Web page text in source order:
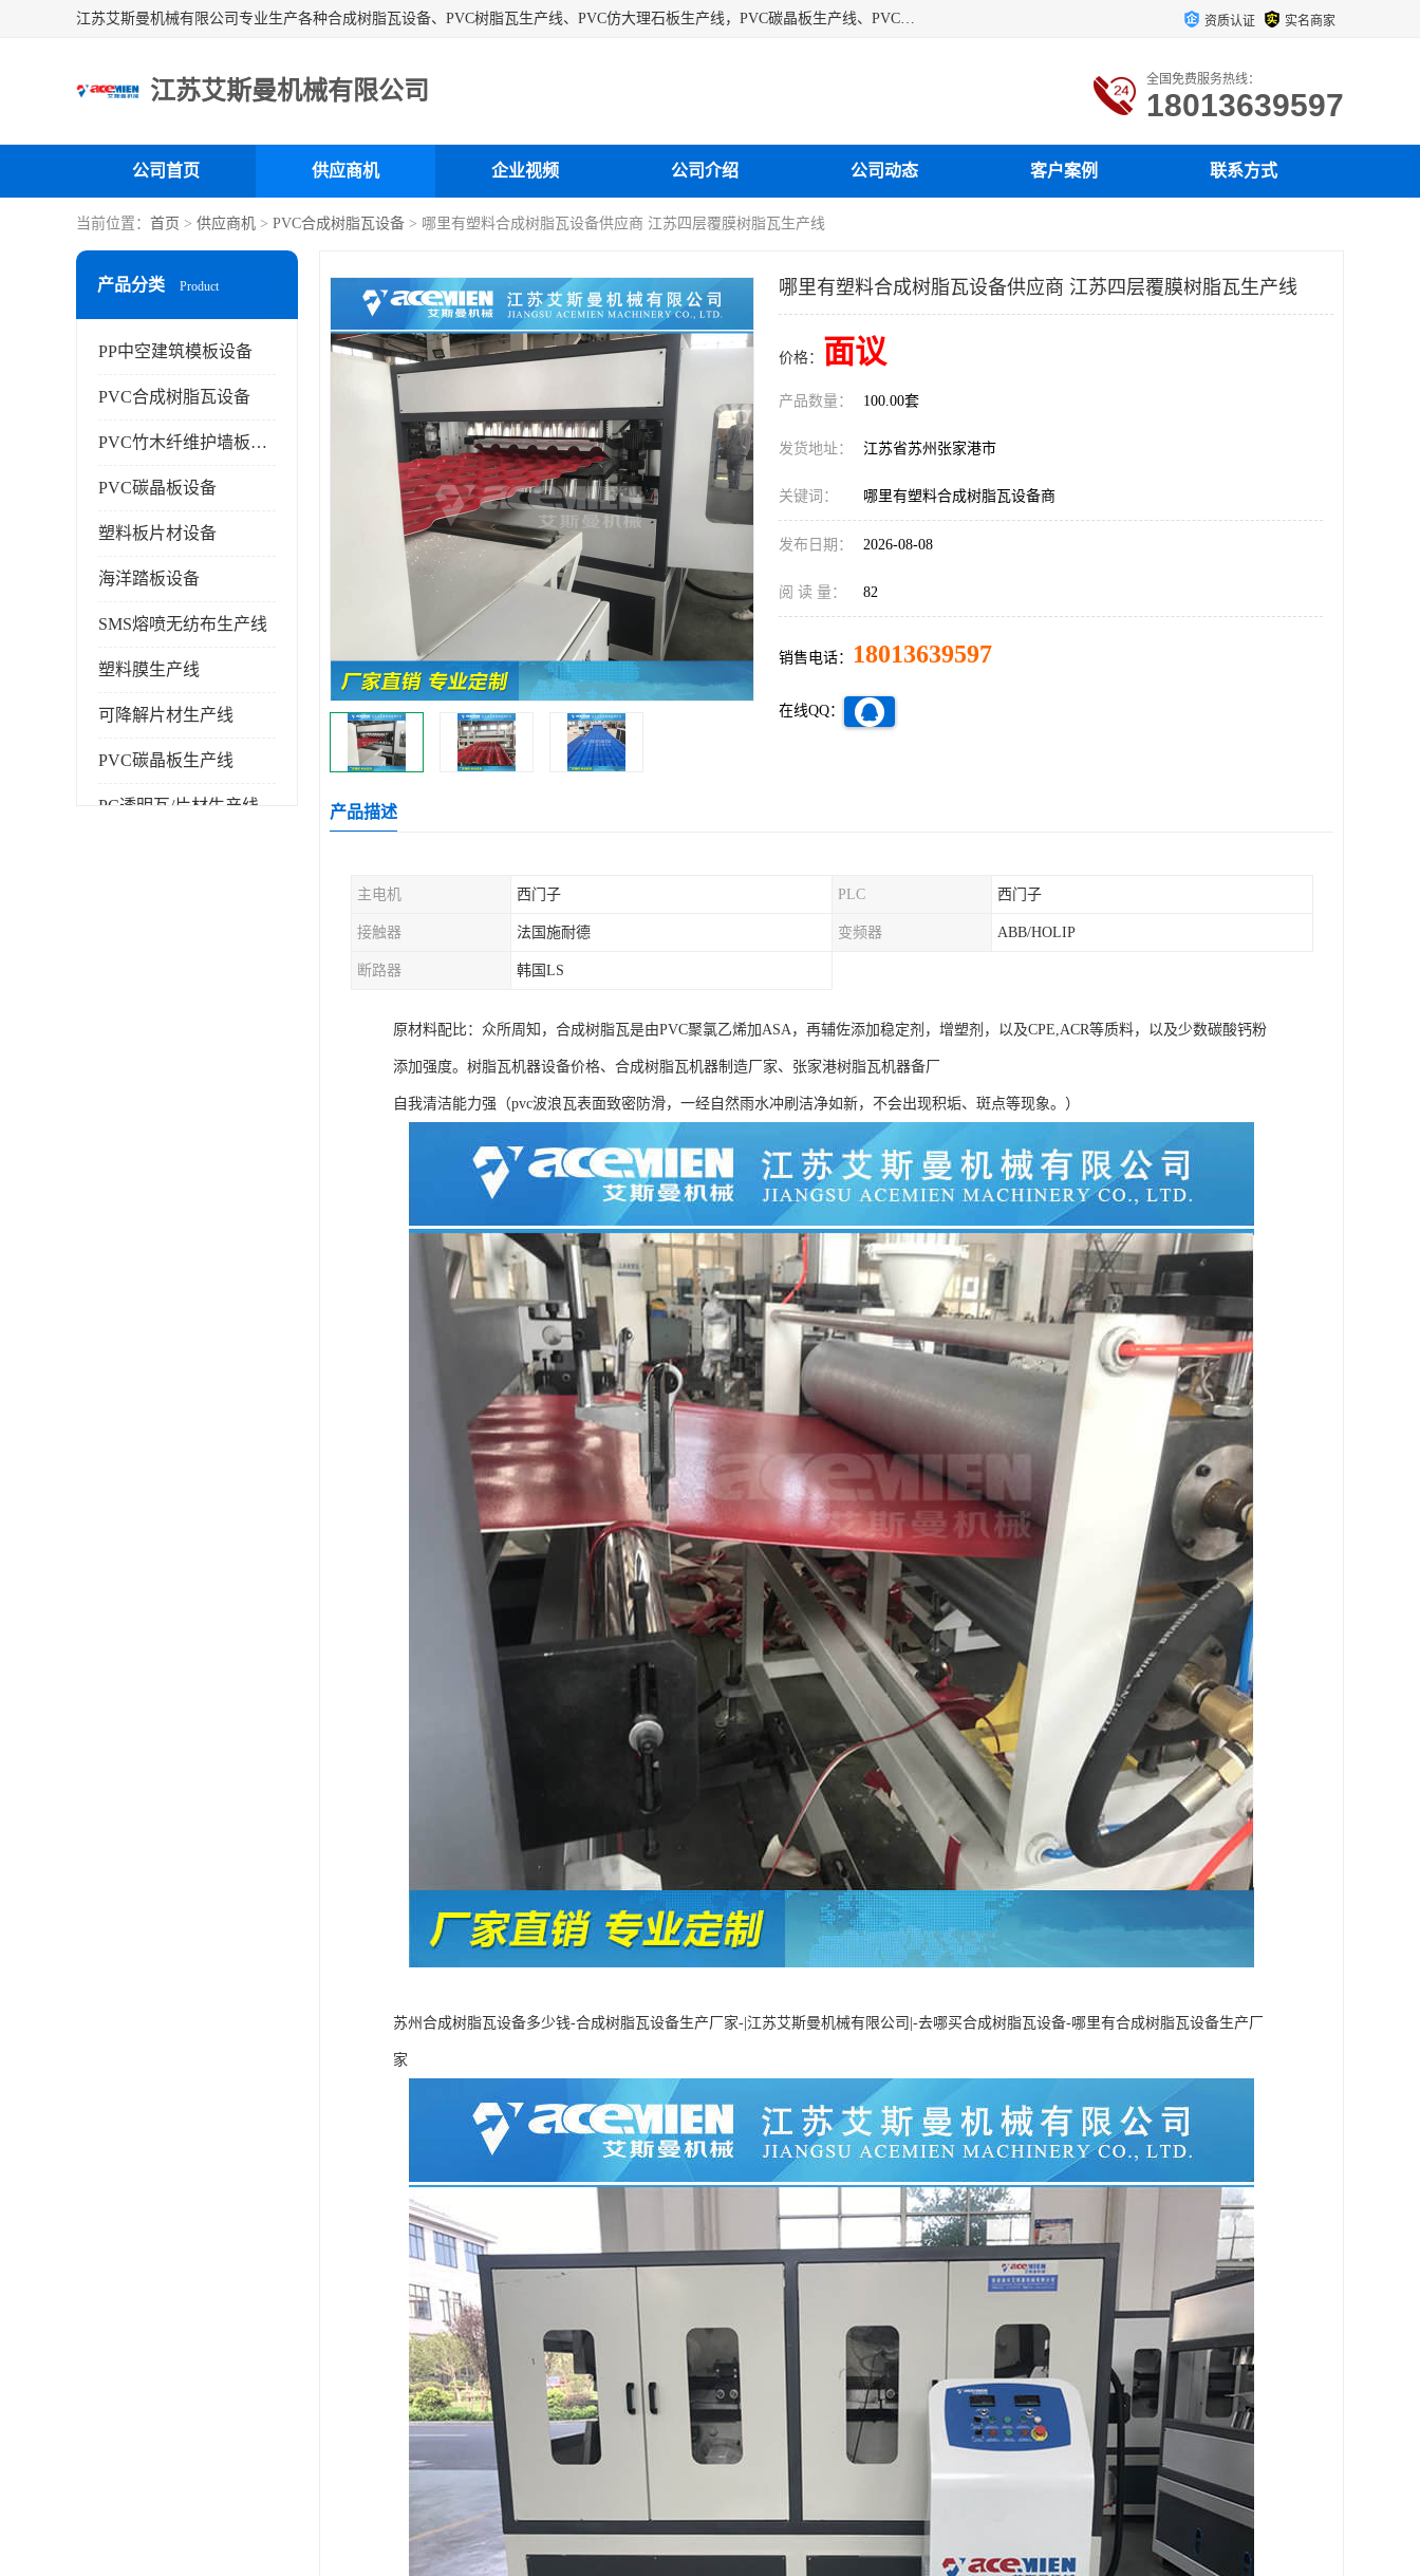
江苏艾斯曼机械有限公司专业生产各种合成树脂瓦设备、PVC树脂瓦生产线、PVC仿大理石板生产线，PVC碳晶板生产线、PVC护墙板生产线，PVC格栅板生产线、PVC扣板生产线、塑料建筑模板生产线。操作方便，性能稳定，价格合理，质量保障。 资质认证 实名商家
江苏艾斯曼机械有限公司 全国免费服务热线：
18013639597
公司首页 供应商机 企业视频 公司介绍 公司动态 客户案例 联系方式
当前位置： 首页 > 供应商机 > PVC合成树脂瓦设备 > 哪里有塑料合成树脂瓦设备供应商 江苏四层覆膜树脂瓦生产线
产品分类 Product
PP中空建筑模板设备
PVC合成树脂瓦设备
PVC竹木纤维护墙板设备
PVC碳晶板设备
塑料板片材设备
海洋踏板设备
SMS熔喷无纺布生产线
塑料膜生产线
可降解片材生产线
PVC碳晶板生产线
PC透明瓦/片材生产线
哪里有塑料合成树脂瓦设备供应商 江苏四层覆膜树脂瓦生产线
价格： 面议
产品数量： 100.00套
发货地址： 江苏省苏州张家港市
关键词： 哪里有塑料合成树脂瓦设备商
发布日期： 2026-08-08
阅 读 量： 82
销售电话： 18013639597
在线QQ：
产品描述
主电机 西门子 PLC 西门子
接触器 法国施耐德 变频器 ABB/HOLIP
断路器 韩国LS
原材料配比：众所周知，合成树脂瓦是由PVC聚氯乙烯加ASA，再辅佐添加稳定剂，增塑剂，以及CPE,ACR等质料，以及少数碳酸钙粉
添加强度。树脂瓦机器设备价格、合成树脂瓦机器制造厂家、张家港树脂瓦机器备厂
自我清洁能力强（pvc波浪瓦表面致密防滑，一经自然雨水冲刷洁净如新，不会出现积垢、斑点等现象。）
苏州合成树脂瓦设备多少钱-合成树脂瓦设备生产厂家-|江苏艾斯曼机械有限公司|-去哪买合成树脂瓦设备-哪里有合成树脂瓦设备生产厂
家